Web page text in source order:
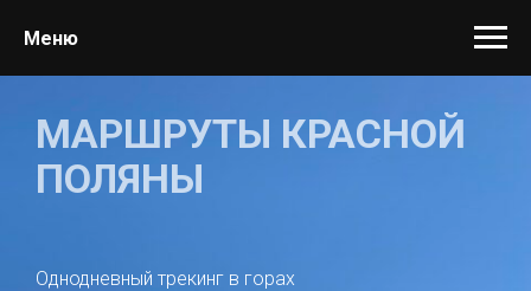
Меню
МАРШРУТЫ КРАСНОЙ
ПОЛЯНЫ
Однодневный трекинг в горах